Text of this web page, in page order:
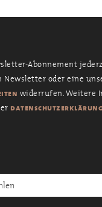
Abonnement
Newsletter oder eine
widerrufen. Weitere
datenschutzerklärung